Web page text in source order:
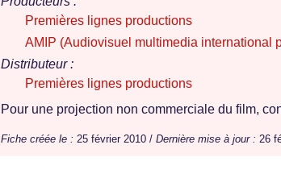
Premières lignes productions
AMIP (Audiovisuel multimedia international
Distributeur :
Premières lignes productions
Pour une projection non commerciale du film,
Fiche créée le : 25 février 2010 / Dernière mise à jour : 26